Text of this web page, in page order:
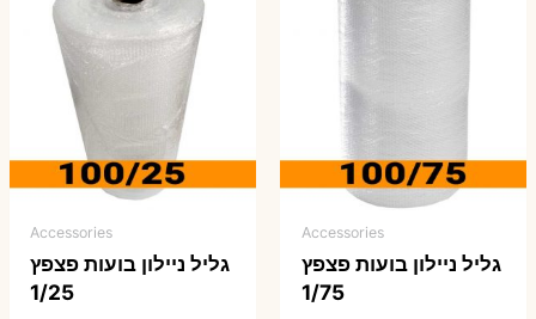
Accessories
גליל ניילון בועות פצפץ
1/75
Accessories
גליל ניילון בועות פצפץ
1/25